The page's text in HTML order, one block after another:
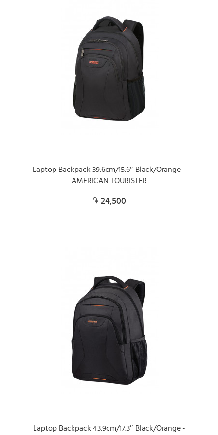
Laptop Backpack 39.6cm/15.6″ Black/Orange -
AMERICAN TOURISTER
24,500
Laptop Backpack 43.9cm/17.3″ Black/Orange -